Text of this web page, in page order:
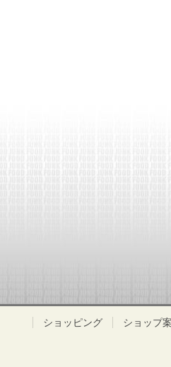
ショッピング ショップ